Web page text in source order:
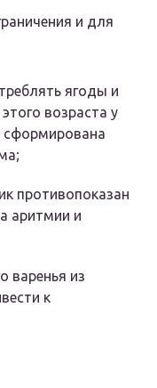
и для
ягоды и
возраста у
сформирована
противопоказан
аритмии и
варенья из
к